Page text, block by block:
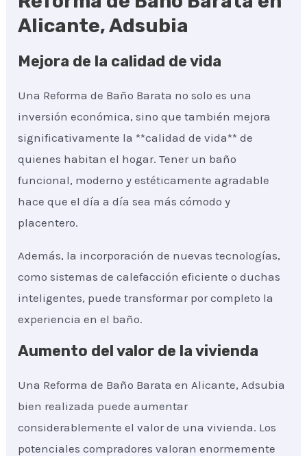
Alicante, Adsubia
Mejora de la calidad de vida
Una Reforma de Baño Barata no solo es una
inversión económica, sino que también mejora
significativamente la **calidad de vida** de
quienes habitan el hogar. Tener un baño
funcional, moderno y estéticamente agradable
hace que el día a día sea más cómodo y
placentero.
Además, la incorporación de nuevas tecnologías,
como sistemas de calefacción eficiente o duchas
inteligentes, puede transformar por completo la
experiencia en el baño.
Aumento del valor de la vivienda
Una Reforma de Baño Barata en Alicante, Adsubia
bien realizada puede aumentar
considerablemente el valor de una vivienda. Los
potenciales compradores valoran enormemente